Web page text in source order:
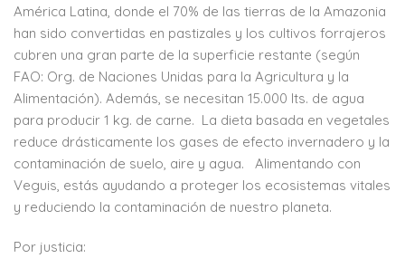
América Latina, donde el 70% de las tierras de la Amazonia
han sido convertidas en pastizales y los cultivos forrajeros
cubren una gran parte de la superficie restante (según
FAO: Org. de Naciones Unidas para la Agricultura y la
Alimentación). Además, se necesitan 15.000 lts. de agua
para producir 1 kg. de carne. La dieta basada en vegetales
reduce drásticamente los gases de efecto invernadero y la
contaminación de suelo, aire y agua. Alimentando con
Veguis, estás ayudando a proteger los ecosistemas vitales
y reduciendo la contaminación de nuestro planeta.
Por justicia: